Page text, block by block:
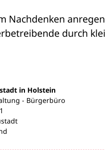
Nachdenken
durch
in Holstein
- Bürgerbüro